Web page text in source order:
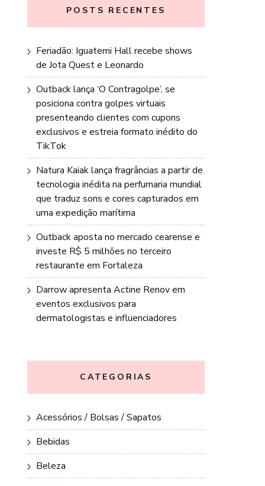
POSTS RECENTES
Feriadão: Iguatemi Hall recebe shows
de Jota Quest e Leonardo
Outback lança ‘O Contragolpe’, se
posiciona contra golpes virtuais
presenteando clientes com cupons
exclusivos e estreia formato inédito do
TikTok
Natura Kaiak lança fragrâncias a partir de
tecnologia inédita na perfumaria mundial
que traduz sons e cores capturados em
uma expedição marítima
Outback aposta no mercado cearense e
investe R$ 5 milhões no terceiro
restaurante em Fortaleza
Darrow apresenta Actine Renov em
eventos exclusivos para
dermatologistas e influenciadores
CATEGORIAS
Acessórios / Bolsas / Sapatos
Bebidas
Beleza